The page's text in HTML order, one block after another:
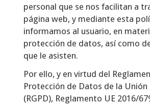
personal que se nos facilitan a
página web, y mediante esta
informamos al usuario, en
protección de datos, así como
que le asisten.
Por ello, y en virtud del
Protección de Datos de la Unión
(RGPD), Reglamento UE 2016/